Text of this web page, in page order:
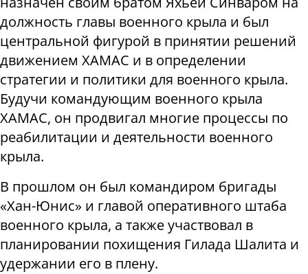
должность главы военного крыла и был
центральной фигурой в принятии решений
движением ХАМАС и в определении
стратегии и политики для военного крыла.
Будучи командующим военного крыла
ХАМАС, он продвигал многие процессы по
реабилитации и деятельности военного
крыла.
В прошлом он был командиром бригады
«Хан-Юнис» и главой оперативного штаба
военного крыла, а также участвовал в
планировании похищения Гилада Шалита и
удержании его в плену.